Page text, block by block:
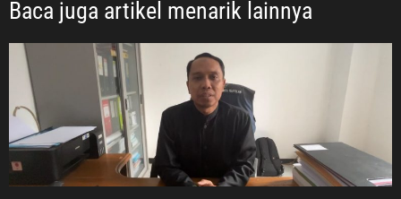
Baca juga artikel menarik lainnya